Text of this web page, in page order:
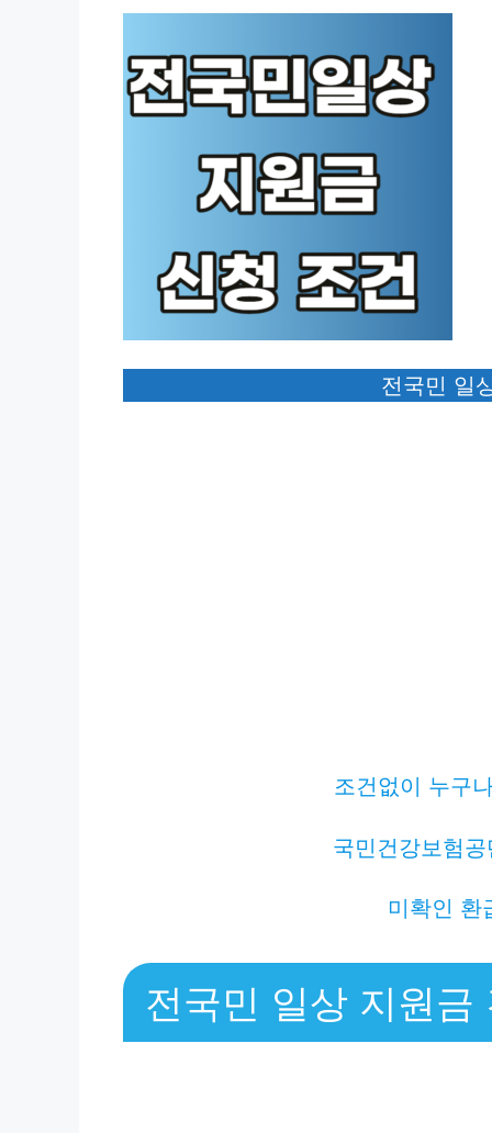
전국민 일
조건없이 누구
국민건강보험
미확인 환
전국민 일상 지원금